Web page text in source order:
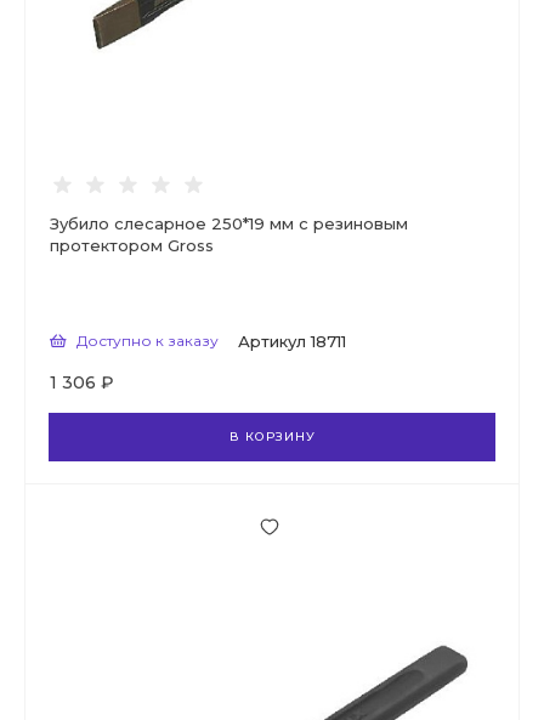
Зубило слесарное 250*19 мм с резиновым
протектором Gross
Доступно к заказу Артикул 18711
1 306 ₽
В КОРЗИНУ